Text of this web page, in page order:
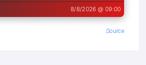
Source